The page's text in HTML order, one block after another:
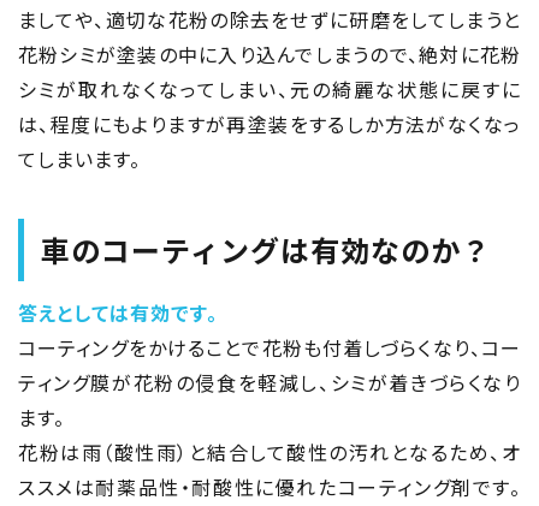
ましてや、適切な花粉の除去をせずに研磨をしてしまうと
花粉シミが塗装の中に入り込んでしまうので、絶対に花粉
シミが取れなくなってしまい、元の綺麗な状態に戻すに
は、程度にもよりますが再塗装をするしか方法がなくなっ
てしまいます。
車のコーティングは有効なのか？
答えとしては有効です。
コーティングをかけることで花粉も付着しづらくなり、コー
ティング膜が花粉の侵食を軽減し、シミが着きづらくなり
ます。
花粉は雨（酸性雨）と結合して酸性の汚れとなるため、オ
ススメは耐薬品性・耐酸性に優れたコーティング剤です。